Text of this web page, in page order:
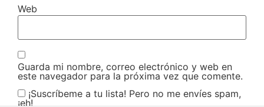
Web
Guarda mi nombre, correo electrónico y web en
este navegador para la próxima vez que comente.
¡Suscríbeme a tu lista! Pero no me envíes spam,
¡eh!